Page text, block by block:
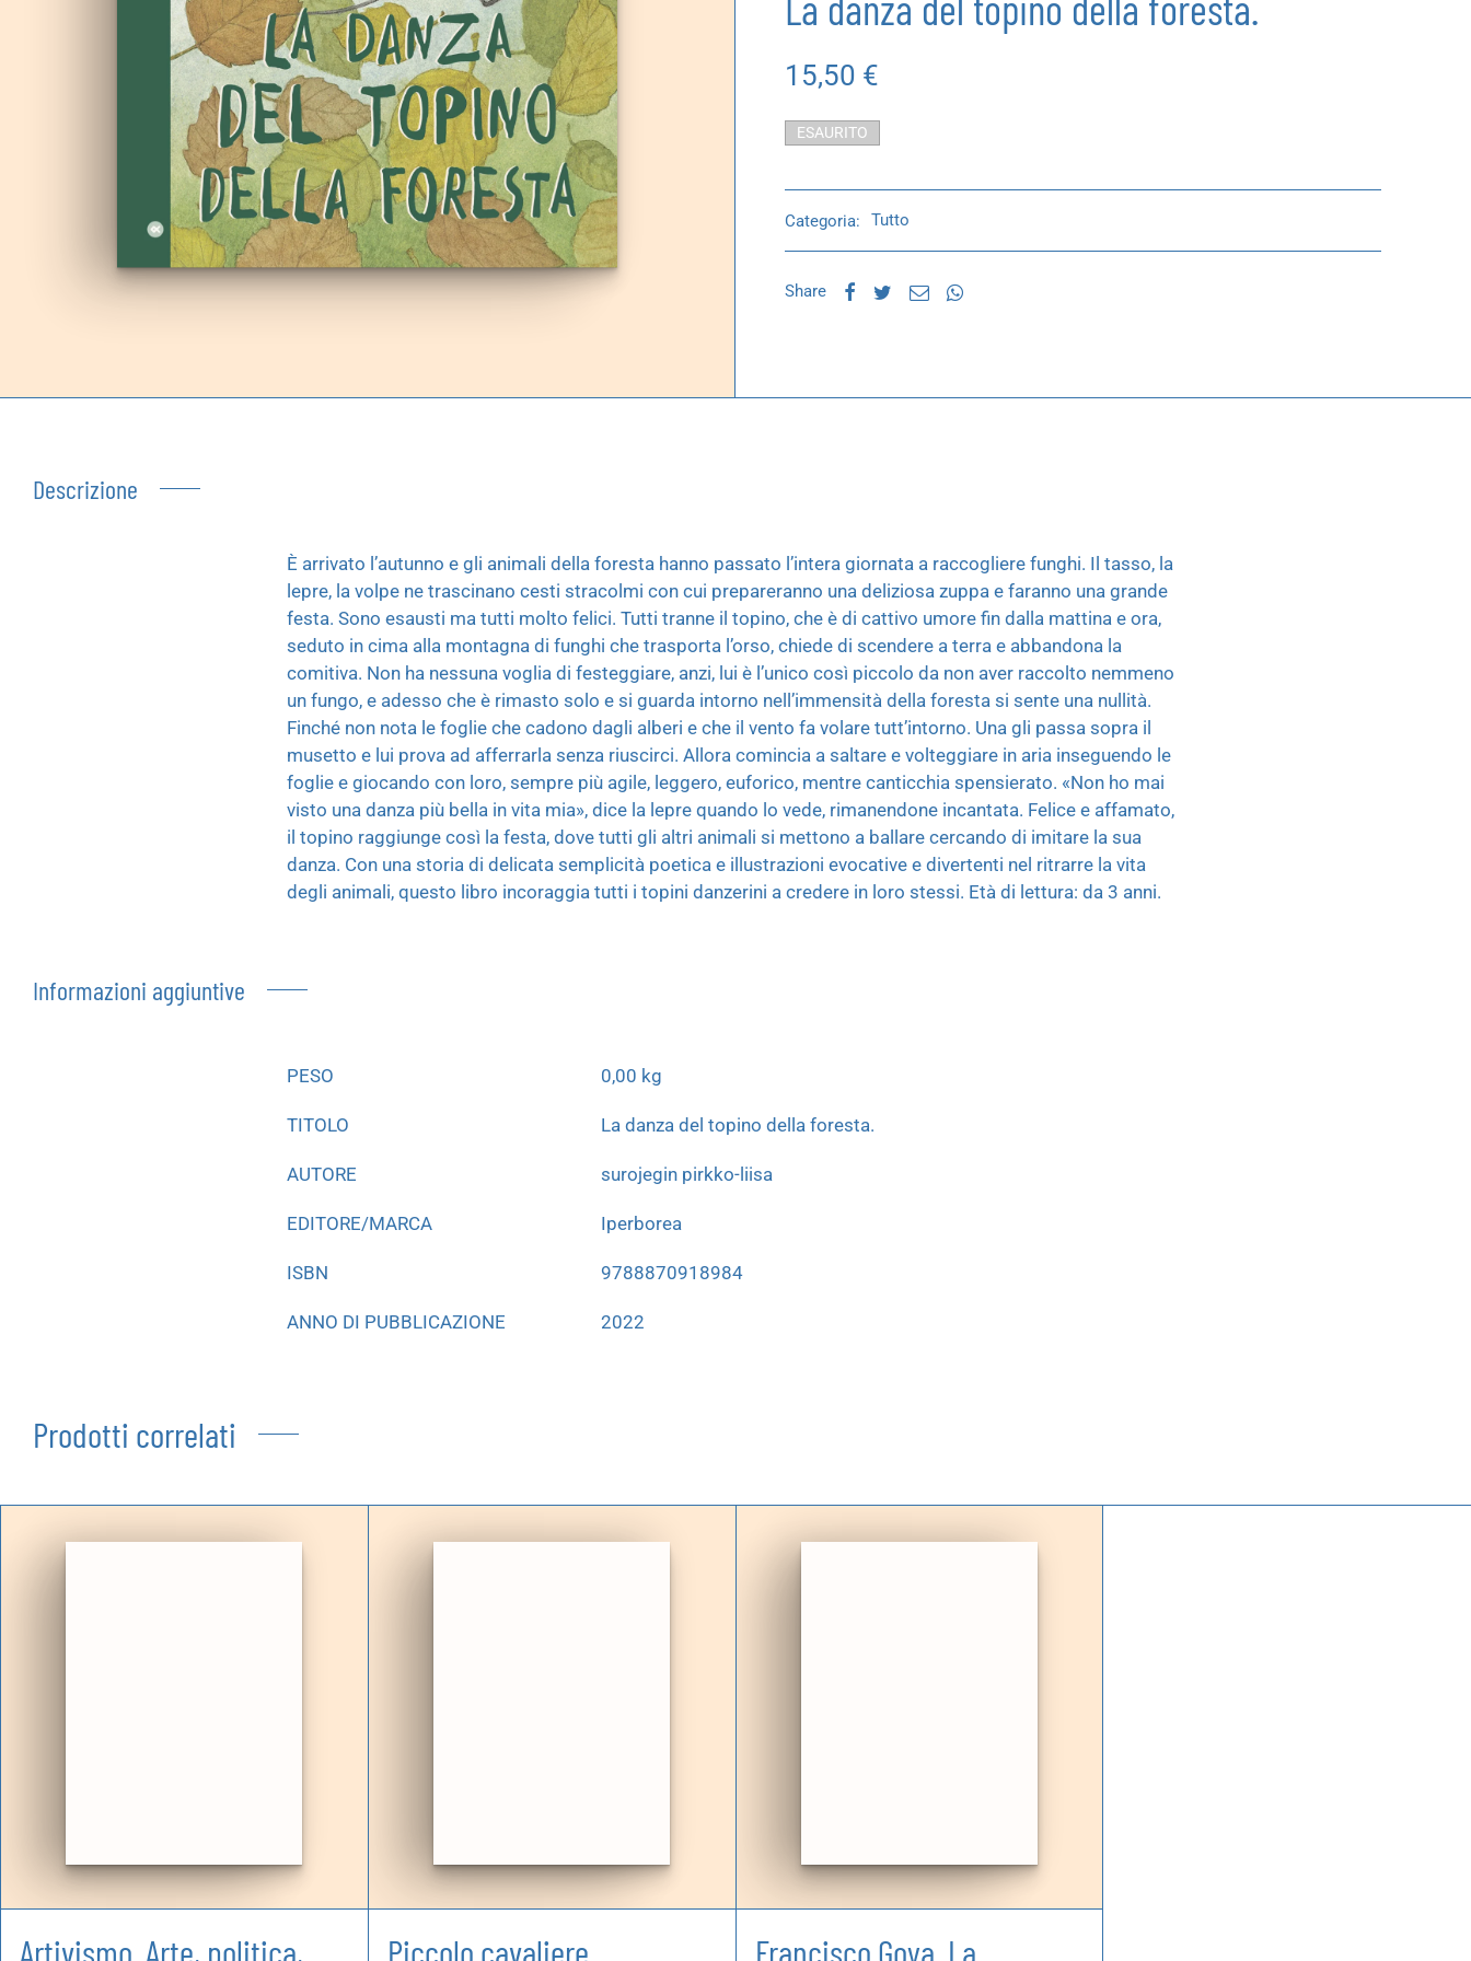
15,50 €
ESAURITO
Categoria: Tutto
Share
Descrizione
È arrivato l’autunno e gli animali della foresta hanno passato l’intera giornata a raccogliere funghi. Il tasso, la
lepre, la volpe ne trascinano cesti stracolmi con cui prepareranno una deliziosa zuppa e faranno una grande
festa. Sono esausti ma tutti molto felici. Tutti tranne il topino, che è di cattivo umore fin dalla mattina e ora,
seduto in cima alla montagna di funghi che trasporta l’orso, chiede di scendere a terra e abbandona la
comitiva. Non ha nessuna voglia di festeggiare, anzi, lui è l’unico così piccolo da non aver raccolto nemmeno
un fungo, e adesso che è rimasto solo e si guarda intorno nell’immensità della foresta si sente una nullità.
Finché non nota le foglie che cadono dagli alberi e che il vento fa volare tutt’intorno. Una gli passa sopra il
musetto e lui prova ad afferrarla senza riuscirci. Allora comincia a saltare e volteggiare in aria inseguendo le
foglie e giocando con loro, sempre più agile, leggero, euforico, mentre canticchia spensierato. «Non ho mai
visto una danza più bella in vita mia», dice la lepre quando lo vede, rimanendone incantata. Felice e affamato,
il topino raggiunge così la festa, dove tutti gli altri animali si mettono a ballare cercando di imitare la sua
danza. Con una storia di delicata semplicità poetica e illustrazioni evocative e divertenti nel ritrarre la vita
degli animali, questo libro incoraggia tutti i topini danzerini a credere in loro stessi. Età di lettura: da 3 anni.
Informazioni aggiuntive
PESO 0,00 kg
TITOLO La danza del topino della foresta.
AUTORE surojegin pirkko-liisa
EDITORE/MARCA Iperborea
ISBN 9788870918984
ANNO DI PUBBLICAZIONE 2022
Prodotti correlati
Artivismo. Arte, politica, Piccolo cavaliere Francisco Goya. La